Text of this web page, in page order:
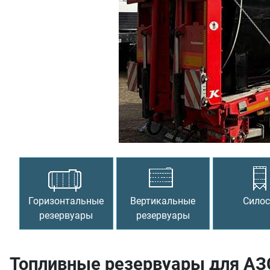
Предыдущий
Горизонтальные
резервуары
Вертикальные
резервуары
Топливные резервуары для